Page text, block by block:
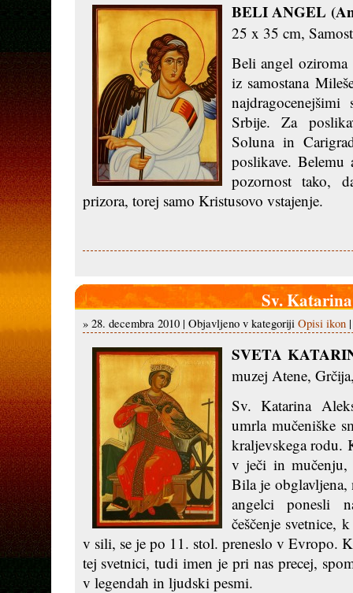
BELI ANGEL
25 x 35 cm,
Beli angel
iz samostana
Srbije. Za
Soluna in
poslikave. Belemu
pozornost tako,
prizora, torej samo Kristusovo vstajenje.
Sv. Katarina
» 28. decembra 2010 | Objavljeno v kategoriji Opisi ikon
SVETA
muzej Atene,
Sv. Katarina
umrla mučeniške
kraljevskega rodu.
v ječi in mučenju,
Bila je
angelci ponesli
češčenje svetnice,
v sili, se je po 11. stol. preneslo v Evropo.
tej svetnici, tudi imen je pri nas precej,
v legendah in ljudski pesmi.